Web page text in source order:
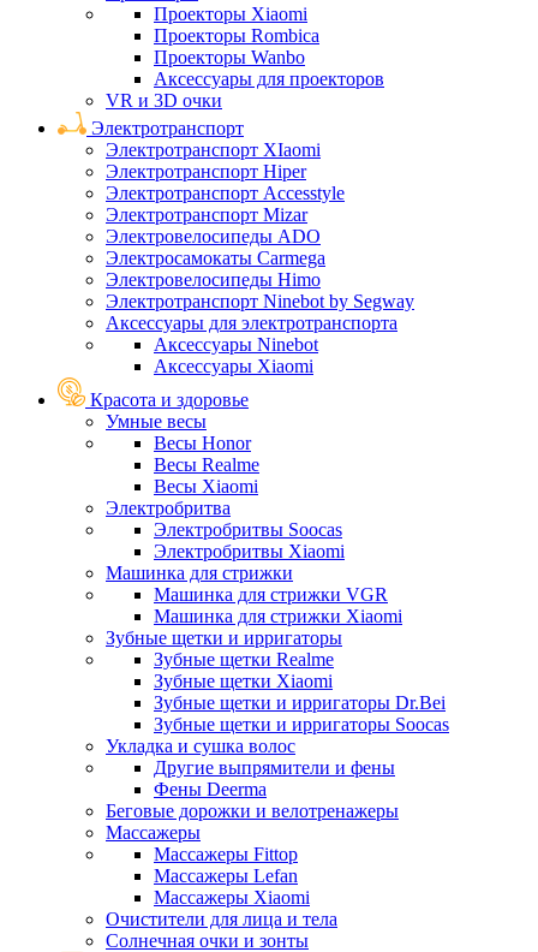
Проекторы Xiaomi
Проекторы Rombica
Проекторы Wanbo
Аксессуары для проекторов
VR и 3D очки
Электротранспорт
Электротранспорт XIaomi
Электротранспорт Hiper
Электротранспорт Accesstyle
Электротранспорт Mizar
Электровелосипеды ADO
Электросамокаты Carmega
Электровелосипеды Himo
Электротранспорт Ninebot by Segway
Аксессуары для электротранспорта
Аксессуары Ninebot
Аксессуары Xiaomi
Красота и здоровье
Умные весы
Весы Honor
Весы Realme
Весы Xiaomi
Электробритва
Электробритвы Soocas
Электробритвы Xiaomi
Машинка для стрижки
Машинка для стрижки VGR
Машинка для стрижки Xiaomi
Зубные щетки и ирригаторы
Зубные щетки Realme
Зубные щетки Xiaomi
Зубные щетки и ирригаторы Dr.Bei
Зубные щетки и ирригаторы Soocas
Укладка и сушка волос
Другие выпрямители и фены
Фены Deerma
Беговые дорожки и велотренажеры
Массажеры
Массажеры Fittop
Массажеры Lefan
Массажеры Xiaomi
Очистители для лица и тела
Солнечная очки и зонты